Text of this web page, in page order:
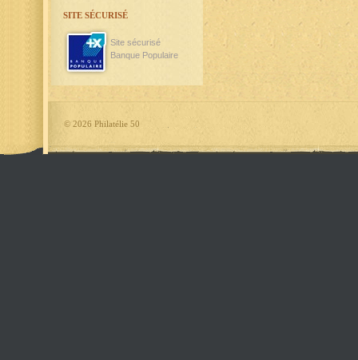
SITE SÉCURISÉ
Site sécurisé
Banque Populaire
© 2026 Philatélie 50